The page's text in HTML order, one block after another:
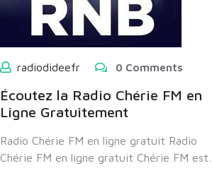
radiodideefr 0 Comments
Écoutez la Radio Chérie FM en
Ligne Gratuitement
Radio Chérie FM en ligne gratuit Radio
Chérie FM en ligne gratuit Chérie FM est…